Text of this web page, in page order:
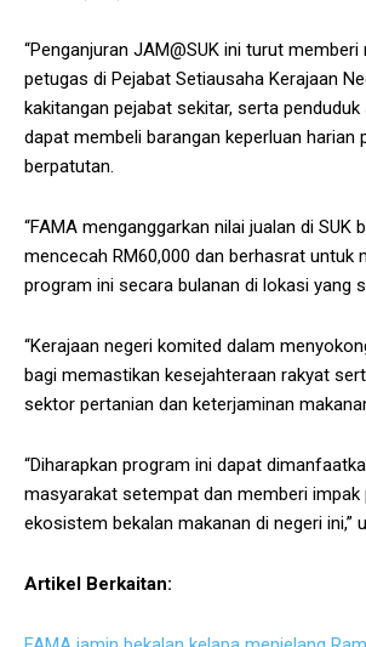
“Penganjuran JAM@SUK ini turut
petugas di Pejabat Setiausaha Kerajaan
kakitangan pejabat sekitar, serta
dapat membeli barangan keperluan harian
berpatutan.
“FAMA menganggarkan nilai jualan di SUK
mencecah RM60,000 dan berhasrat untuk
program ini secara bulanan di lokasi yang
“Kerajaan negeri komited dalam
bagi memastikan kesejahteraan rakyat
sektor pertanian dan keterjaminan
“Diharapkan program ini dapat
masyarakat setempat dan memberi
ekosistem bekalan makanan di negeri ini,”
Artikel Berkaitan: